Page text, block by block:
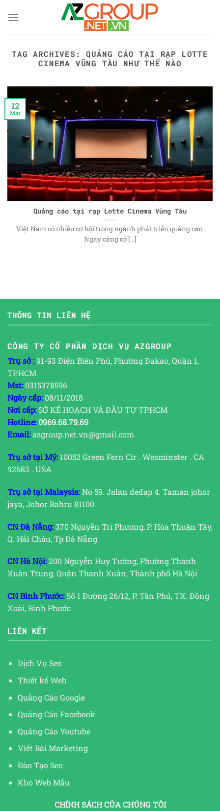
TAG ARCHIVES:QUẢNG CÁO TẠI RẠP LOTTE
CINEMA VŨNG TÀU NHƯ THẾ NÀO
Quảng cáo tại rạp Lotte Cinema Vũng Tàu
Việt Nam có nhiều cơ hội trong ngành phát triển quảng cáo.
Ngày càng có [...]
12
Mar
THÔNG TIN LIÊN HỆ
CÔNG TY CỔ PHẦN DỊCH VỤ AZGROUP
Trụ sở :91-93 Điện Biên Phủ, Phường Đakao, Quận 1,
TP.HCM
Mst:0315378596
Ngày cấp:08/11/2018
Nơi cấp:SỞ KẾ HOẠCH VÀ ĐẦU TƯ TP.HCM
Hotline: 0969.68.79.69
Email:azgroup.net.vn@gmail.com
Trụ sở tại Mỹ:10052 Green Fern Cir . Wesminster . CA
92683 . USA
Trụ sở tại Malaysia:No 59. Jalan dedap 4. Taman johor
jaya, Johor Bahru 81100
CN Đà Nẵng:370 Nguyễn Tri Phương, P. Hòa Thuận Tây,
Q. Hải Châu, Tp Đà Nẵng
CN Hà Nội:200 Nguyễn Huy Tưởng, Phường Thanh
Xuân Trung, Quận Thanh Xuân, Thành phố Hà Nội
CN Bình Phước:Số 1 Đường 26/12, P. Tân Phú, TX. Đồng
Xoài, Bình Phước
LIÊN KẾT
Dịch Vụ Seo
Thiết kế Web
Quảng Cáo Google
Quảng Cáo Facebook
Quảng Cáo Youtube
Viết Bài Marketing
Đào Tạo Seo
Kho Web Mẫu
CHÍNH SÁCH CỦA CHÚNG TÔI